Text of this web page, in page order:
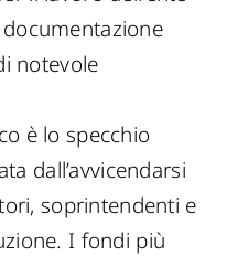
notevole
è lo specchio
dall’avvicendarsi
soprintendenti e
I fondi più